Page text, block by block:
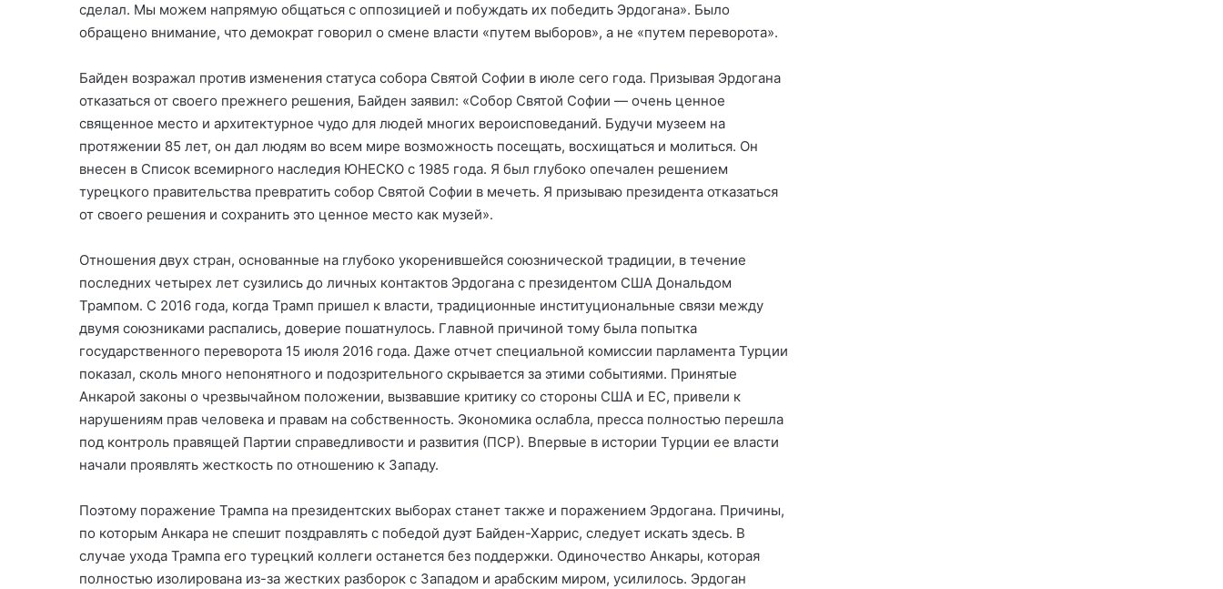
сделал. Мы можем напрямую общаться с оппозицией и побуждать их победить Эрдогана». Было
обращено внимание, что демократ говорил о смене власти «путем выборов», а не «путем переворота».
Байден возражал против изменения статуса собора Святой Софии в июле сего года. Призывая Эрдогана
отказаться от своего прежнего решения, Байден заявил: «Собор Святой Софии — очень ценное
священное место и архитектурное чудо для людей многих вероисповеданий. Будучи музеем на
протяжении 85 лет, он дал людям во всем мире возможность посещать, восхищаться и молиться. Он
внесен в Список всемирного наследия ЮНЕСКО с 1985 года. Я был глубоко опечален решением
турецкого правительства превратить собор Святой Софии в мечеть. Я призываю президента отказаться
от своего решения и сохранить это ценное место как музей».
Отношения двух стран, основанные на глубоко укоренившейся союзнической традиции, в течение
последних четырех лет сузились до личных контактов Эрдогана с президентом США Дональдом
Трампом. С 2016 года, когда Трамп пришел к власти, традиционные институциональные связи между
двумя союзниками распались, доверие пошатнулось. Главной причиной тому была попытка
государственного переворота 15 июля 2016 года. Даже отчет специальной комиссии парламента Турции
показал, сколь много непонятного и подозрительного скрывается за этими событиями. Принятые
Анкарой законы о чрезвычайном положении, вызвавшие критику со стороны США и ЕС, привели к
нарушениям прав человека и правам на собственность. Экономика ослабла, пресса полностью перешла
под контроль правящей Партии справедливости и развития (ПСР). Впервые в истории Турции ее власти
начали проявлять жесткость по отношению к Западу.
Поэтому поражение Трампа на президентских выборах станет также и поражением Эрдогана. Причины,
по которым Анкара не спешит поздравлять с победой дуэт Байден-Харрис, следует искать здесь. В
случае ухода Трампа его турецкий коллеги останется без поддержки. Одиночество Анкары, которая
полностью изолирована из-за жестких разборок с Западом и арабским миром, усилилось. Эрдоган